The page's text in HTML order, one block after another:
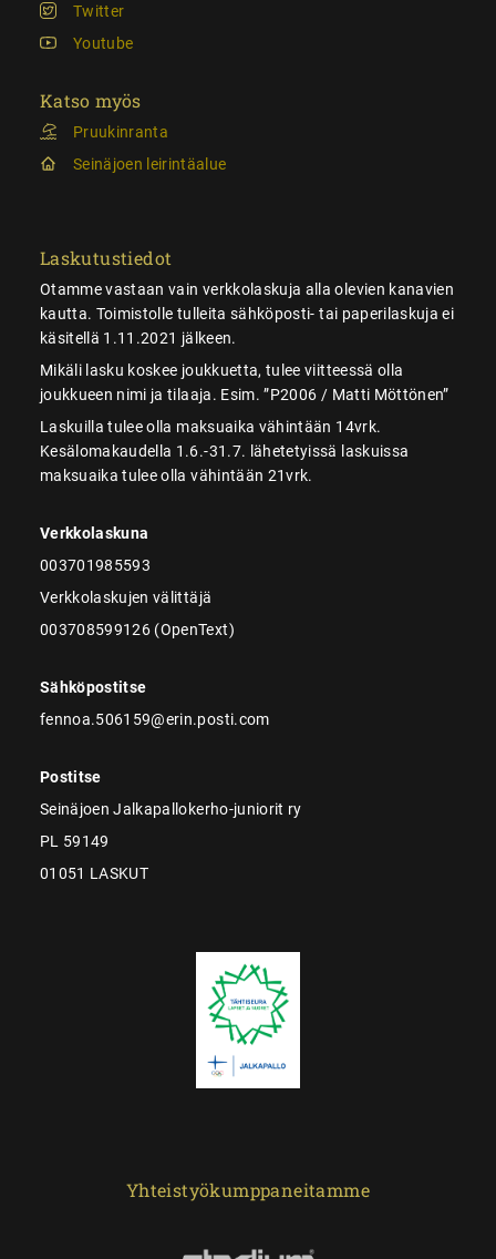
Twitter
Youtube
Katso myös
Pruukinranta
Seinäjoen leirintäalue
Laskutustiedot
Otamme vastaan vain verkkolaskuja alla olevien kanavien
kautta. Toimistolle tulleita sähköposti- tai paperilaskuja ei
käsitellä 1.11.2021 jälkeen.
Mikäli lasku koskee joukkuetta, tulee viitteessä olla
joukkueen nimi ja tilaaja. Esim. ”P2006 / Matti Möttönen”
Laskuilla tulee olla maksuaika vähintään 14vrk.
Kesälomakaudella 1.6.-31.7. lähetetyissä laskuissa
maksuaika tulee olla vähintään 21vrk.
Verkkolaskuna
003701985593
Verkkolaskujen välittäjä
003708599126 (OpenText)
Sähköpostitse
fennoa.506159@erin.posti.com
Postitse
Seinäjoen Jalkapallokerho-juniorit ry
PL 59149
01051 LASKUT
Yhteistyökumppaneitamme